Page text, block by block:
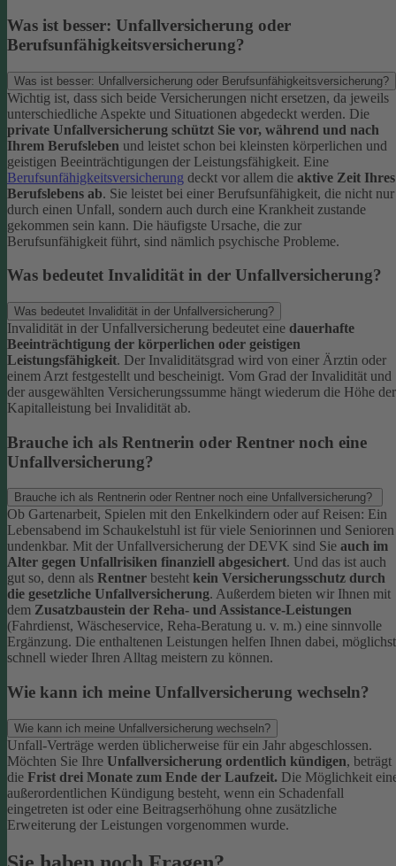
Was ist besser: Unfallversicherung oder
Berufsunfähigkeitsversicherung?
Was ist besser: Unfallversicherung oder Berufsunfähigkeitsversicherung?
Wichtig ist, dass sich beide Versicherungen nicht ersetzen, da jeweils
unterschiedliche Aspekte und Situationen abgedeckt werden. Die
private Unfallversicherung schützt Sie vor, während und nach
Ihrem Berufsleben und leistet schon bei kleinsten körperlichen und
geistigen Beeinträchtigungen der Leistungsfähigkeit. Eine
Berufsunfähigkeitsversicherung deckt vor allem die aktive Zeit Ihres
Berufslebens ab. Sie leistet bei einer Berufsunfähigkeit, die nicht nur
durch einen Unfall, sondern auch durch eine Krankheit zustande
gekommen sein kann. Die häufigste Ursache, die zur
Berufsunfähigkeit führt, sind nämlich psychische Probleme.
Was bedeutet Invalidität in der Unfallversicherung?
Was bedeutet Invalidität in der Unfallversicherung?
Invalidität in der Unfallversicherung bedeutet eine dauerhafte
Beeinträchtigung der körperlichen oder geistigen
Leistungsfähigkeit. Der Invaliditätsgrad wird von einer Ärztin oder
einem Arzt festgestellt und bescheinigt. Vom Grad der Invalidität und
der ausgewählten Versicherungssumme hängt wiederum die Höhe der
Kapitalleistung bei Invalidität ab.
Brauche ich als Rentnerin oder Rentner noch eine
Unfallversicherung?
Brauche ich als Rentnerin oder Rentner noch eine Unfallversicherung?
Ob Gartenarbeit, Spielen mit den Enkelkindern oder auf Reisen: Ein
Lebensabend im Schaukelstuhl ist für viele Seniorinnen und Senioren
undenkbar. Mit der Unfallversicherung der DEVK sind Sie auch im
Alter gegen Unfallrisiken finanziell abgesichert. Und das ist auch
gut so, denn als Rentner besteht kein Versicherungsschutz durch
die gesetzliche Unfallversicherung. Außerdem bieten wir Ihnen mit
dem Zusatzbaustein der Reha- und Assistance-Leistungen
(Fahrdienst, Wäscheservice, Reha-Beratung u. v. m.) eine sinnvolle
Ergänzung. Die enthaltenen Leistungen helfen Ihnen dabei, möglichst
schnell wieder Ihren Alltag meistern zu können.
Wie kann ich meine Unfallversicherung wechseln?
Wie kann ich meine Unfallversicherung wechseln?
Unfall-Verträge werden üblicherweise für ein Jahr abgeschlossen.
Möchten Sie Ihre Unfallversicherung ordentlich kündigen, beträgt
die Frist drei Monate zum Ende der Laufzeit. Die Möglichkeit
außerordentlichen Kündigung besteht, wenn ein Schadenfall
eingetreten ist oder eine Beitragserhöhung ohne zusätzliche
Erweiterung der Leistungen vorgenommen wurde.